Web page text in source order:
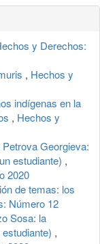
y Derechos:
, Hechos y
indígenas en la
, Hechos y
Georgieva:
estudiante) ,
2020
de temas: los
Número 12
Sosa: la
,